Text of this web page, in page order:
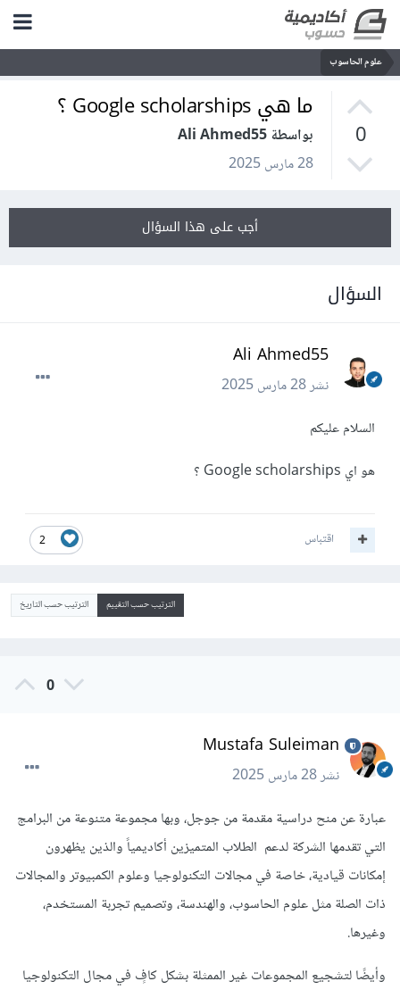
علوم الحاسوب
0
ما هي Google scholarships ؟
بواسطة Ali Ahmed55
28 مارس 2025
أجب على هذا السؤال
السؤال
Ali Ahmed55
نشر28 مارس 2025
السلام عليكم
هو اي Google scholarships ؟
2 اقتباس
الترتيب حسب التقييم الترتيب حسب التاريخ
0
Mustafa Suleiman
نشر28 مارس 2025
عبارة عن منح دراسية مقدمة من جوجل، وبها مجموعة متنوعة من البرامج
التي تقدمها الشركة لدعم الطلاب المتميزين أكاديمياً والذين يظهرون
إمكانات قيادية، خاصة في مجالات التكنولوجيا وعلوم الكمبيوتر والمجالات
ذات الصلةمثل علوم الحاسوب، والهندسة، وتصميم تجربة المستخدم،
وغيرها.
وأيضًا لتشجيع المجموعات غير الممثلة بشكل كافٍ في مجال التكنولوجيا